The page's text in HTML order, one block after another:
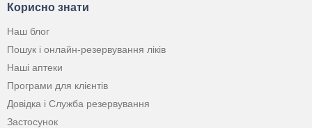
Корисно знати
Наш блог
Пошук і онлайн-резервування ліків
Наші аптеки
Програми для клієнтів
Довідка і Служба резервування
Застосунок